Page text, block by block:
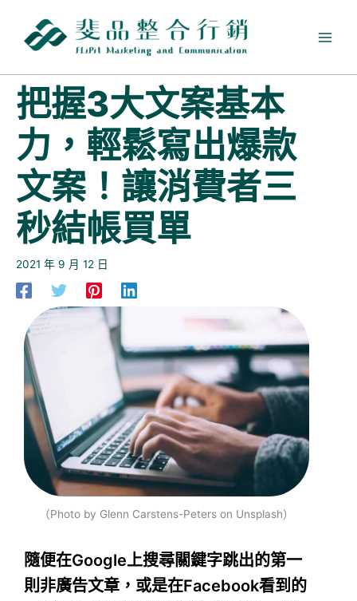
內
把握3大文案基本
力，輕鬆寫出爆款
文案！讓消費者三
秒結帳買單
2021 年 9 月 12 日
（Photo by Glenn Carstens-Peters on Unsplash）
隨便在Google上搜尋關鍵字跳出的第一
則非廣告文章，或是在Facebook看到的